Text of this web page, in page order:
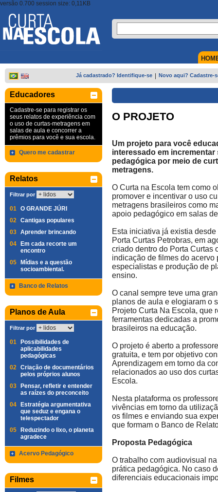
versão 0.700 session size: 0,11KB
Já cadastrado? Identifique-se Novo aqui? Cadastre-
Educadores
Cadastre-se para registrar os
seus relatos de experiência com
o uso de curtas-metragens em
salas de aula e concorrer a
prêmios para você e sua escola.
Quero me cadastrar
Relatos
Filtrar por
01 O GRANDE JÚRI
02 Cantigas populares
03 Aprender brincando
04
Em cada recorte um
encontro
05
Mídias e a questão
socioambiental.
Banco de Relatos
Planos de Aula
Filtrar por
01
Possibilidades de
aplicabilidades
pedagógicas
02 Criação de documentários
pelos próprios alunos
03
Pensar, refletir e entender
as raízes do preconceito
04
Estratégia argumentativa
que seduz e engana o
telespectador
05
Reduzindo o lixo, o planeta
agradece
Acervo Pedagógico
Filmes
O PROJETO
Um projeto para você
interessado em incrementar
pedagógica por meio de
metragens.
O Curta na Escola tem como
promover e incentivar o uso
metragens brasileiros como
apoio pedagógico em salas
Esta iniciativa já existia
Porta Curtas Petrobras, em
criado dentro do Porta Curtas
indicação de filmes do
especialistas e produção de
ensino.
O canal sempre teve uma
planos de aula e elogiaram o
Projeto Curta Na Escola, que
ferramentas dedicadas a
brasileiros na educação.
O projeto é aberto a
gratuita, e tem por objetivo
Aprendizagem em torno da
relacionados ao uso dos
Escola.
Nesta plataforma os
vivências em torno da
os filmes e enviando sua
que formam o Banco de
Proposta Pedagógica
O trabalho com audiovisual
prática pedagógica. No caso
diferenciais educacionais